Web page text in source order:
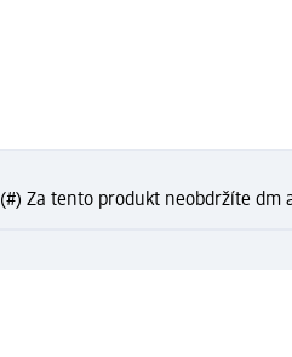
(#) Za tento produkt neobdržíte dm